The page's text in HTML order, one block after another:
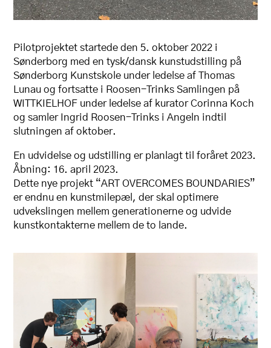
Pilotprojektet startede den 5. oktober 2022 i
Sønderborg med en tysk/dansk kunstudstilling på
Sønderborg Kunstskole under ledelse af Thomas
Lunau og fortsatte i Roosen-Trinks Samlingen på
WITTKIELHOF under ledelse af kurator Corinna Koch
og samler Ingrid Roosen-Trinks i Angeln indtil
slutningen af oktober.
En udvidelse og udstilling er planlagt til foråret 2023.
Åbning: 16. april 2023.
Dette nye projekt “ART OVERCOMES BOUNDARIES”
er endnu en kunstmilepæl, der skal optimere
udvekslingen mellem generationerne og udvide
kunstkontakterne mellem de to lande.